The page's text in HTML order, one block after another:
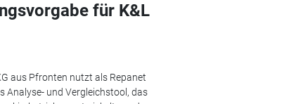
für K&L
aus Pfronten nutzt als Repanet
Analyse- und Vergleichstool, das